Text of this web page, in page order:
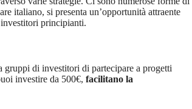
italiano, si presenta un’opportunità attraente
principianti.
gruppi di investitori di partecipare a progetti
investire da 500€, facilitano la